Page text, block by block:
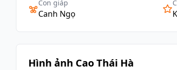
Con giáp
Canh Ngọ
Hình ảnh Cao Thái Hà